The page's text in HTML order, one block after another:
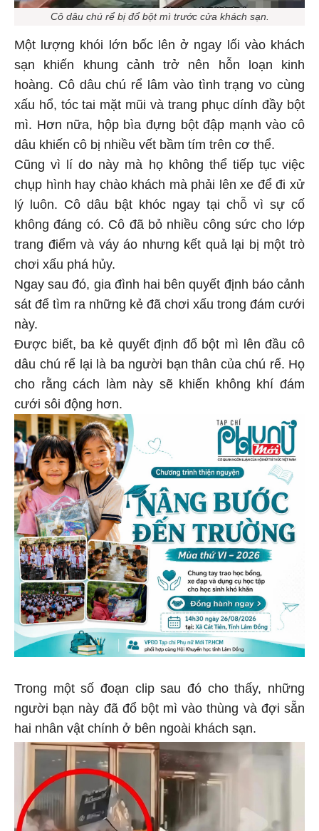
Cô dâu chú rể bị đổ bột mì trước cửa khách sạn.
Một lượng khói lớn bốc lên ở ngay lối vào khách
sạn khiến khung cảnh trở nên hỗn loạn kinh
hoàng. Cô dâu chú rể lâm vào tình trạng vo cùng
xấu hổ, tóc tai mặt mũi và trang phục dính đầy bột
mì. Hơn nữa, hộp bìa đựng bột đập mạnh vào cô
dâu khiến cô bị nhiều vết bầm tím trên cơ thể.
Cũng vì lí do này mà họ không thể tiếp tục việc
chụp hình hay chào khách mà phải lên xe để đi xử
lý luôn. Cô dâu bật khóc ngay tại chỗ vì sự cố
không đáng có. Cô đã bỏ nhiều công sức cho lớp
trang điểm và váy áo nhưng kết quả lại bị một trò
chơi xấu phá hủy.
Ngay sau đó, gia đình hai bên quyết định báo cảnh
sát để tìm ra những kẻ đã chơi xấu trong đám cưới
này.
Được biết, ba kẻ quyết định đổ bột mì lên đầu cô
dâu chú rể lại là ba người bạn thân của chú rể. Họ
cho rằng cách làm này sẽ khiến không khí đám
cưới sôi động hơn.
Trong một số đoạn clip sau đó cho thấy, những
người bạn này đã đổ bột mì vào thùng và đợi sẵn
hai nhân vật chính ở bên ngoài khách sạn.